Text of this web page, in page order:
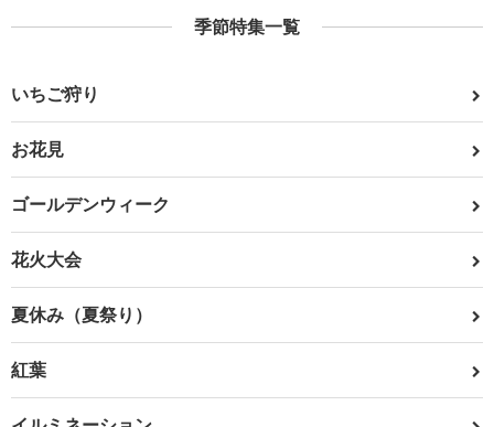
季節特集一覧
いちご狩り
お花見
ゴールデンウィーク
花火大会
夏休み（夏祭り）
紅葉